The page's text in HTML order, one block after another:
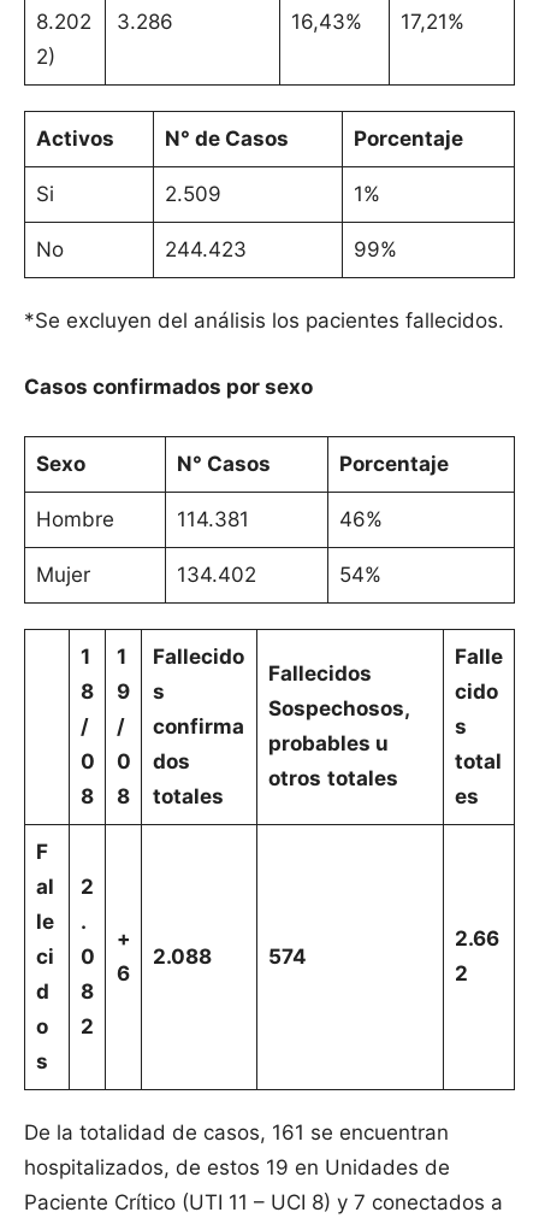
8.202
2)
3.286 16,43% 17,21%
Activos N° de Casos Porcentaje
Si 2.509 1%
No 244.423 99%
*Se excluyen del análisis los pacientes fallecidos.
Casos confirmados por sexo
Sexo N° Casos Porcentaje
Hombre 114.381 46%
Mujer 134.402 54%
1
8
/
0
8
1
9
/
0
8
Fallecido
s
confirma
dos
totales
Fallecidos
Sospechosos,
probables u
otros totales
Falle
cido
s
total
es
F
al
le
ci
d
o
s
2
.
0
8
2
+
6
2.088 574
2.66
2
De la totalidad de casos, 161 se encuentran
hospitalizados, de estos 19 en Unidades de
Paciente Crítico (UTI 11 – UCI 8) y 7 conectados a